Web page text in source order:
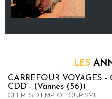
LES
CARREFOUR VOYAGES -
CDD - (Vannes (56))
OFFRES D'EMPLOI TOURISME